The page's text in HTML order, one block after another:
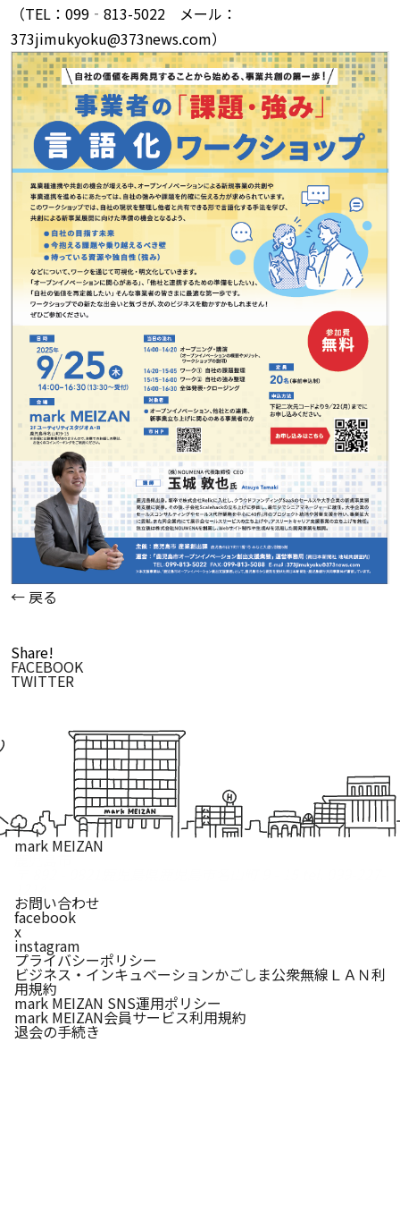
（TEL：099‐813-5022 メール：
373jimukyoku@373news.com）
← 戻る
Share!
FACEBOOK
TWITTER
mark MEIZAN
お問い合わせ
facebook
x
instagram
プライバシーポリシー
ビジネス・インキュベーションかごしま公衆無線ＬＡＮ利
用規約
mark MEIZAN SNS運用ポリシー
mark MEIZAN会員サービス利用規約
退会の手続き